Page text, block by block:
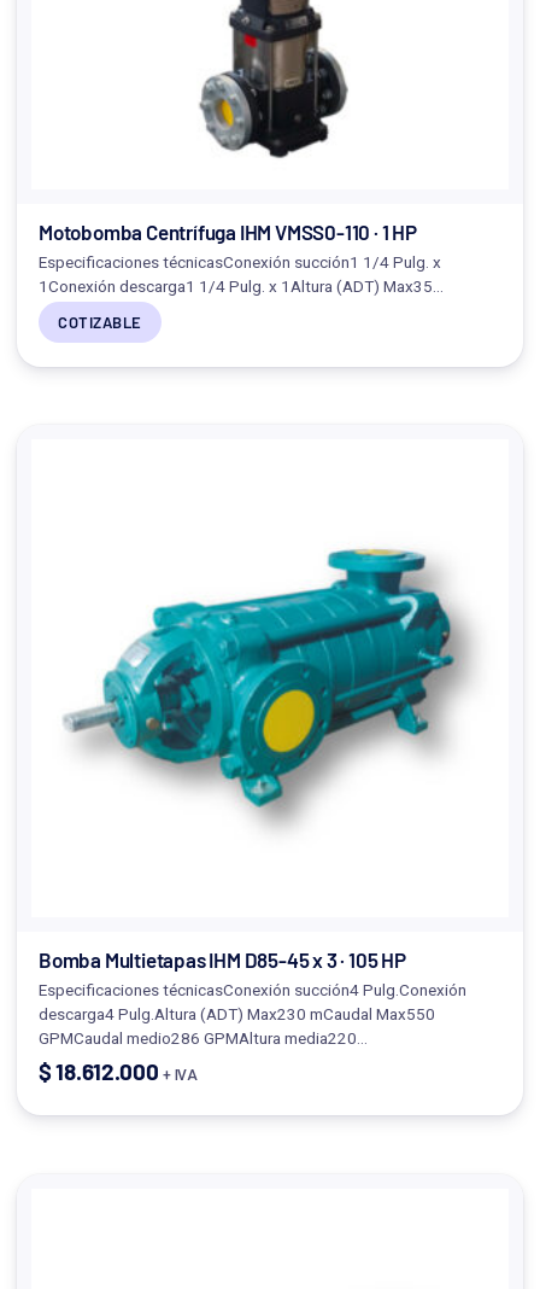
Motobomba Centrífuga IHM VMSS0-110 · 1 HP
Especificaciones técnicasConexión succión1 1/4 Pulg. x
1Conexión descarga1 1/4 Pulg. x 1Altura (ADT) Max35…
COTIZABLE
Bomba Multietapas IHM D85-45 x 3 · 105 HP
Especificaciones técnicasConexión succión4 Pulg.Conexión
descarga4 Pulg.Altura (ADT) Max230 mCaudal Max550
GPMCaudal medio286 GPMAltura media220…
$18.612.000 + IVA